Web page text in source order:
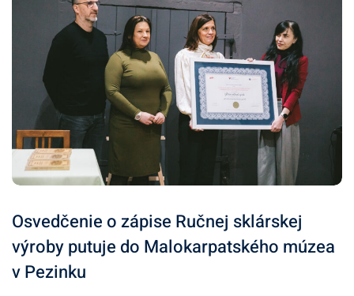
Osvedčenie o zápise Ručnej sklárskej
výroby putuje do Malokarpatského múzea
v Pezinku